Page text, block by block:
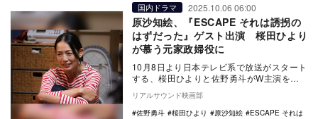
国内ドラマ 2025.10.06 06:00
原沙知絵、『ESCAPE それは誘拐の
はずだった』ゲスト出演 桜田ひより
が慕う元家政婦役に
10月8日より日本テレビ系で放送がスタート
する、桜田ひよりと佐野勇斗がW主演を務
める新水曜ドラマ『ESCAPE それは誘拐の
はず…
リアルサウンド映画部
佐野勇斗
桜田ひより 原沙知絵
ESCAPE それは